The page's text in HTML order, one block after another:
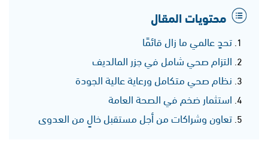
محتويات المقال
تحدٍ عالمي ما زال قائمًا
التزام صحي شامل في جزر المالديف
نظام صحي متكامل ورعاية عالية الجودة
استثمار ضخم في الصحة العامة
تعاون وشراكات من أجل مستقبل خالٍ من العدوى